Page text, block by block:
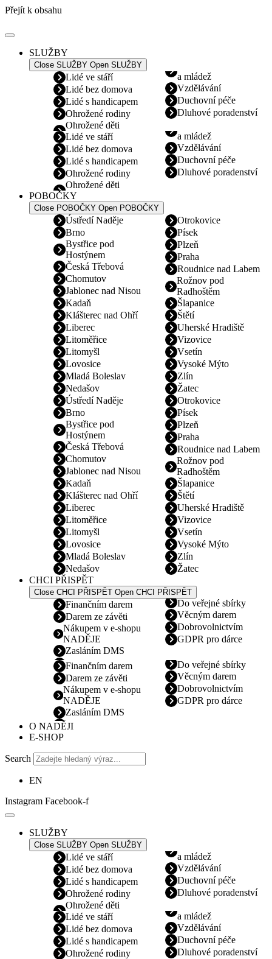
Přejít k obsahu
SLUŽBY
Close SLUŽBY Open SLUŽBY
Lidé ve stáří
Lidé bez domova
Lidé s handicapem
Ohrožené rodiny
Ohrožené děti
a mládež
Vzdělávání
Duchovní péče
Dluhové poradenství
Lidé ve stáří
Lidé bez domova
Lidé s handicapem
Ohrožené rodiny
Ohrožené děti
a mládež
Vzdělávání
Duchovní péče
Dluhové poradenství
POBOČKY
Close POBOČKY Open POBOČKY
Ústředí Naděje
Brno
Bystřice pod
Hostýnem
Česká Třebová
Chomutov
Jablonec nad Nisou
Kadaň
Klášterec nad Ohří
Liberec
Litoměřice
Litomyšl
Lovosice
Mladá Boleslav
Nedašov
Otrokovice
Písek
Plzeň
Praha
Roudnice nad Labem
Rožnov pod
Radhoštěm
Šlapanice
Štětí
Uherské Hradiště
Vizovice
Vsetín
Vysoké Mýto
Zlín
Žatec
Ústředí Naděje
Brno
Bystřice pod
Hostýnem
Česká Třebová
Chomutov
Jablonec nad Nisou
Kadaň
Klášterec nad Ohří
Liberec
Litoměřice
Litomyšl
Lovosice
Mladá Boleslav
Nedašov
Otrokovice
Písek
Plzeň
Praha
Roudnice nad Labem
Rožnov pod
Radhoštěm
Šlapanice
Štětí
Uherské Hradiště
Vizovice
Vsetín
Vysoké Mýto
Zlín
Žatec
CHCI PŘISPĚT
Close CHCI PŘISPĚT Open CHCI PŘISPĚT
Finančním darem
Darem ze závěti
Nákupem v e-shopu
NADĚJE
Zasláním DMS
Do veřejné sbírky
Věcným darem
Dobrovolnictvím
GDPR pro dárce
Finančním darem
Darem ze závěti
Nákupem v e-shopu
NADĚJE
Zasláním DMS
Do veřejné sbírky
Věcným darem
Dobrovolnictvím
GDPR pro dárce
O NADĚJI
E-SHOP
Search
EN
Instagram Facebook-f
SLUŽBY
Close SLUŽBY Open SLUŽBY
Lidé ve stáří
Lidé bez domova
Lidé s handicapem
Ohrožené rodiny
Ohrožené děti
a mládež
Vzdělávání
Duchovní péče
Dluhové poradenství
Lidé ve stáří
Lidé bez domova
Lidé s handicapem
Ohrožené rodiny
a mládež
Vzdělávání
Duchovní péče
Dluhové poradenství